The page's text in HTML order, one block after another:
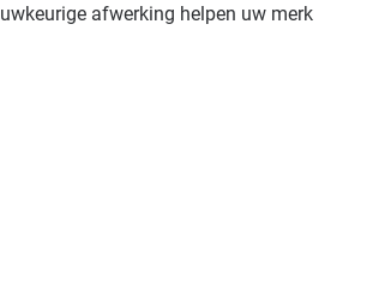
afwerking helpen uw merk